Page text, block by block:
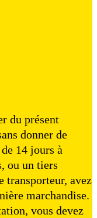
du présent
donner de
14 jours à
ou un tiers
transporteur, avez
marchandise.
vous devez